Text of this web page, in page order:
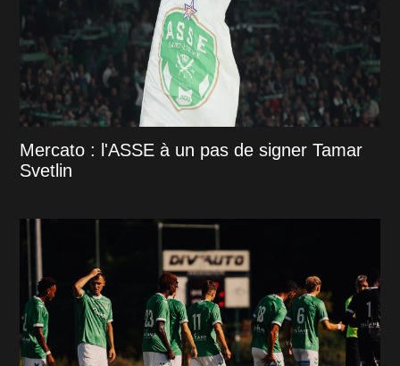
Mercato : l'ASSE à un pas de signer Tamar
Svetlin